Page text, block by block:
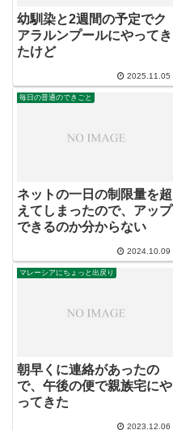
幼馴染と2週間の予定でク
アラルンプールにやってき
たけど
2025.11.05
毎日の普通のできごと
ネットの一日の制限量を超
えてしまったので、アップ
できるのか分からない
2024.10.09
マレーシアにちょっと出戻り
朝早くに連絡があったの
で、午後の便で親族宅にや
ってきた
2023.12.06